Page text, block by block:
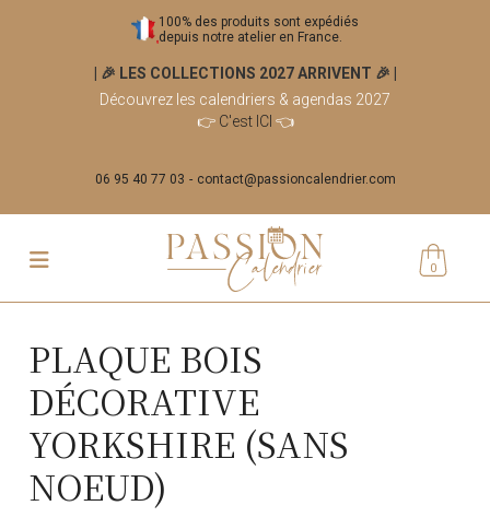
100% des produits sont expédiés
depuis notre atelier en France.
| 🎉 LES COLLECTIONS 2027 ARRIVENT 🎉
Découvrez les calendriers & agendas 2027
👉 C'est ICI 👈
06 95 40 77 03 contact@passioncalendrier.com
0
PLAQUE BOIS
DÉCORATIVE
YORKSHIRE (SANS
NOEUD)